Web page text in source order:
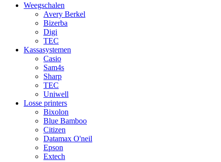
Weegschalen
Avery Berkel
Bizerba
Digi
TEC
Kassasystemen
Casio
Sam4s
Sharp
TEC
Uniwell
Losse printers
Bixolon
Blue Bamboo
Citizen
Datamax O'neil
Epson
Extech